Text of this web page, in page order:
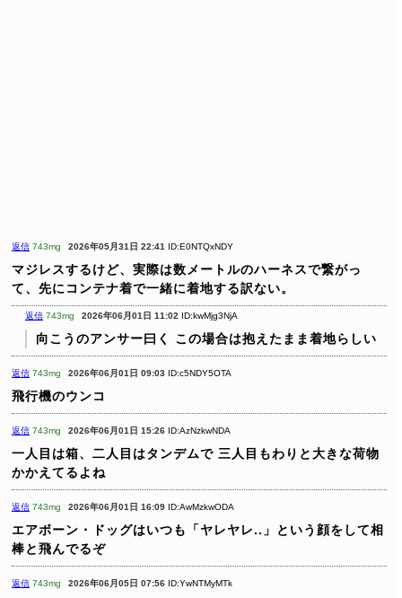
返信 743mg 2026年05月31日 22:41 ID:E0NTQxNDY
マジレスするけど、実際は数メートルのハーネスで繋がっ
て、先にコンテナ着で一緒に着地する訳ない。
返信 743mg 2026年06月01日 11:02 ID:kwMjg3NjA
向こうのアンサー曰く この場合は抱えたまま着地らしい
返信 743mg 2026年06月01日 09:03 ID:c5NDY5OTA
飛行機のウンコ
返信 743mg 2026年06月01日 15:26 ID:AzNzkwNDA
一人目は箱、二人目はタンデムで 三人目もわりと大きな荷物
かかえてるよね
返信 743mg 2026年06月01日 16:09 ID:AwMzkwODA
エアボーン・ドッグはいつも「ヤレヤレ..」という顔をして相
棒と飛んでるぞ
返信 743mg 2026年06月05日 07:56 ID:YwNTMyMTk